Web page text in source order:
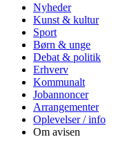
Nyheder
Kunst & kultur
Sport
Børn & unge
Debat & politik
Erhverv
Kommunalt
Jobannoncer
Arrangementer
Oplevelser / info
Om avisen